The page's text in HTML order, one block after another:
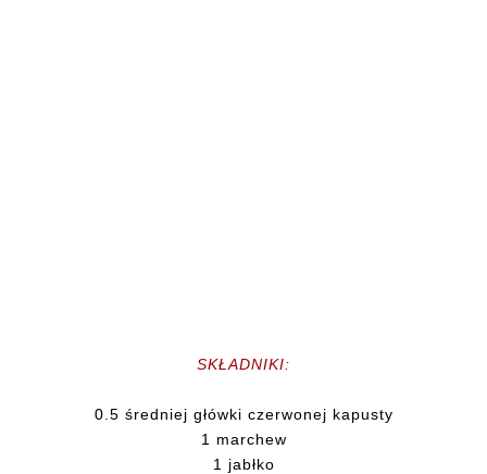
SKŁADNIKI:
0.5 średniej główki czerwonej kapusty
1 marchew
1 jabłko